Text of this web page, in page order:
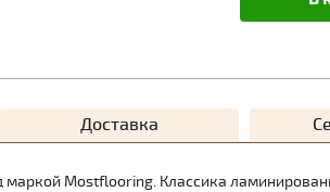
Доставка
Mostflooring. Классика